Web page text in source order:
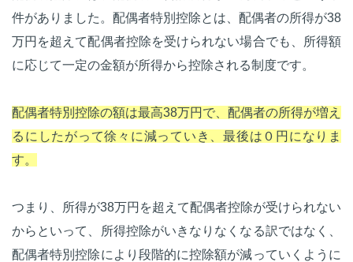
件がありました。配偶者特別控除とは、配偶者の所得が38
万円を超えて配偶者控除を受けられない場合でも、所得額
に応じて一定の金額が所得から控除される制度です。
配偶者特別控除の額は最高38万円で、配偶者の所得が増え
るにしたがって徐々に減っていき、最後は０円になりま
す。
つまり、所得が38万円を超えて配偶者控除が受けられない
からといって、所得控除がいきなりなくなる訳ではなく、
配偶者特別控除により段階的に控除額が減っていくように